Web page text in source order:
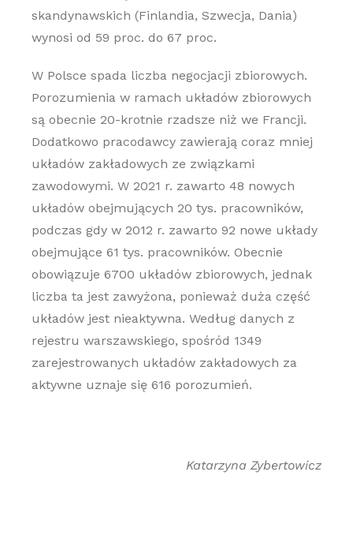
skandynawskich (Finlandia, Szwecja, Dania)
wynosi od 59 proc. do 67 proc.
W Polsce spada liczba negocjacji zbiorowych.
Porozumienia w ramach układów zbiorowych
są obecnie 20-krotnie rzadsze niż we Francji.
Dodatkowo pracodawcy zawierają coraz mniej
układów zakładowych ze związkami
zawodowymi. W 2021 r. zawarto 48 nowych
układów obejmujących 20 tys. pracowników,
podczas gdy w 2012 r. zawarto 92 nowe układy
obejmujące 61 tys. pracowników. Obecnie
obowiązuje 6700 układów zbiorowych, jednak
liczba ta jest zawyżona, ponieważ duża część
układów jest nieaktywna. Według danych z
rejestru warszawskiego, spośród 1349
zarejestrowanych układów zakładowych za
aktywne uznaje się 616 porozumień.
Katarzyna Zybertowicz